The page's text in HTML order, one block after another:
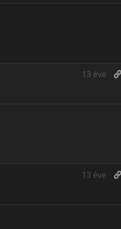
13 éve
13 éve